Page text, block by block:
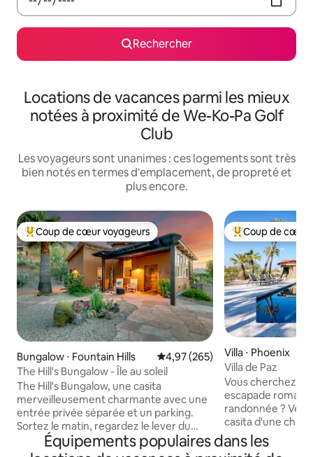
Rechercher
Locations de vacances parmi les mieux
notées à proximité de We-Ko-Pa Golf
Club
Les voyageurs sont unanimes : ces logements sont très
bien notés en termes d'emplacement, de propreté et
plus encore.
Coups de cœur voyageurs les plus appréciés
Coup de cœur voyageurs
Bungalow ⋅ Fountain Hills Évaluation moyenne sur la
4,97 (265)
The Hill's Bungalow - Île au soleil
The Hill's Bungalow, une casita
merveilleusement charmante avec une
entrée privée séparée et un parking.
Sortez le matin, regardez le lever du
soleil et asseyez-vous sur le porche
arrière privé pour le coucher du soleil.
Coups de cœur
Coup de cœur
Villa ⋅ Phoenix
Villa de Paz
Vous cherchez
escapade
randonnée ? Venez à la Villa de Paz, une
casita d'une
meublée, située
cœur du centre de
Équipements populaires dans les